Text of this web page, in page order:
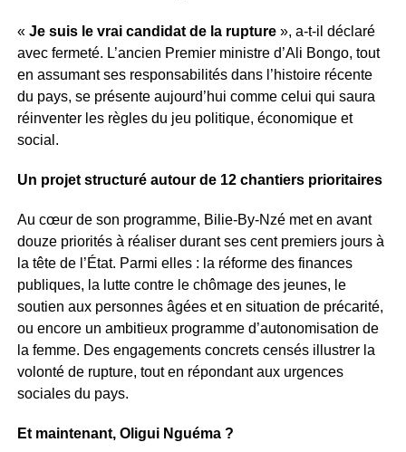
« Je suis le vrai candidat de la rupture», a-t-il déclaré
avec fermeté. L’ancien Premier ministre d’Ali Bongo, tout
en assumant ses responsabilités dans l’histoire récente
du pays, se présente aujourd’hui comme celui qui saura
réinventer les règles du jeu politique, économique et
social.
Un projet structuré autour de 12 chantiers prioritaires
Au cœur de son programme, Bilie-By-Nzé met en avant
douze priorités à réaliser durant ses cent premiers jours à
la tête de l’État. Parmi elles : la réforme des finances
publiques, la lutte contre le chômage des jeunes, le
soutien aux personnes âgées et en situation de précarité,
ou encore un ambitieux programme d’autonomisation de
la femme. Des engagements concrets censés illustrer la
volonté de rupture, tout en répondant aux urgences
sociales du pays.
Et maintenant, Oligui Nguéma ?